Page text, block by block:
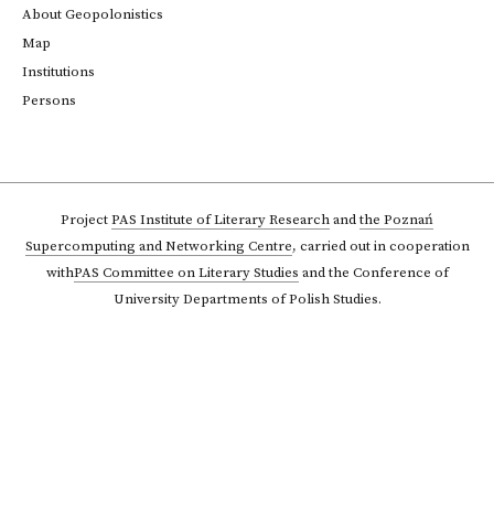
About Geopolonistics
Map
Institutions
Persons
ProjectPAS Institute of Literary Researchandthe Poznań
Supercomputing and Networking Centre, carried out in cooperation
withPAS Committee on Literary Studies and the Conference of
University Departments of Polish Studies.